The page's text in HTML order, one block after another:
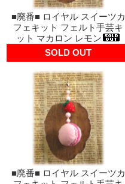
■廃番■ ロイヤル スイーツカ
フェキット フェルト手芸キ
ット マカロン レモン
SOLD OUT
■廃番■ ロイヤル スイーツカ